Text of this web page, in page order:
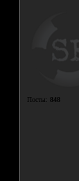
Посты: 848